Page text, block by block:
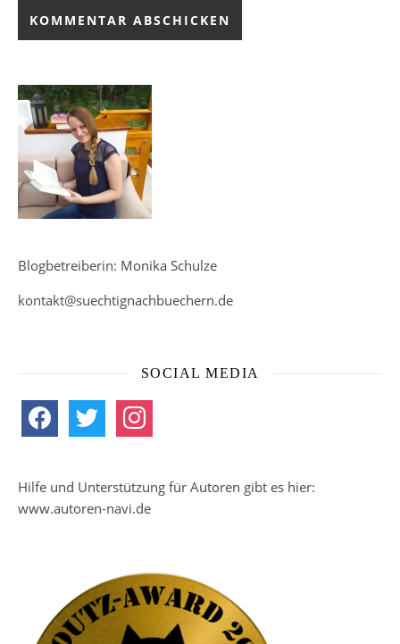
Blogbetreiberin: Monika Schulze
kontakt@suechtignachbuechern.de
SOCIAL MEDIA
facebook twitter instagram
Hilfe und Unterstützung für Autoren gibt es hier:
www.autoren-navi.de